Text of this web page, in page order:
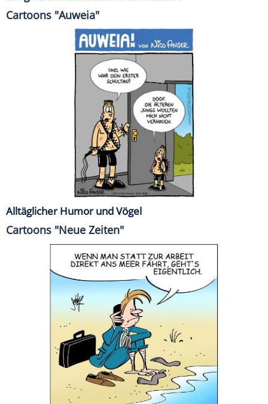
Cartoons "Auweia"
Alltäglicher Humor und Vögel
Cartoons "Neue Zeiten"